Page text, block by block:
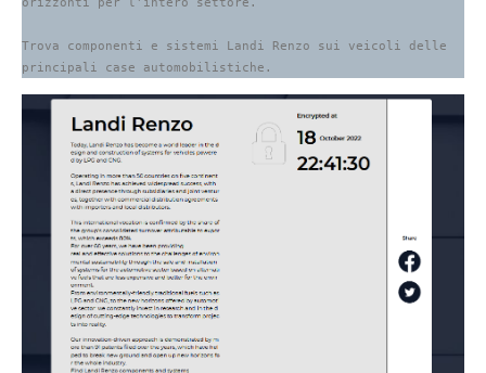
Trova componenti e sistemi Landi Renzo sui veicoli delle
principali case automobilistiche.